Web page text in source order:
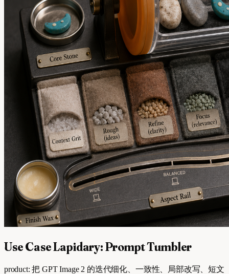
Use Case Lapidary: Prompt Tumbler
product: 把 GPT Image 2 的迭代细化、一致性、局部改写、短文